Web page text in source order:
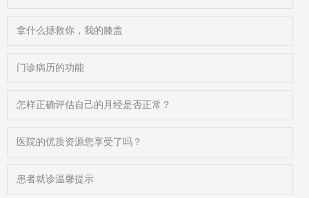
拿什么拯救你，我的膝盖
门诊病历的功能
怎样正确评估自己的月经是否正常？
医院的优质资源您享受了吗？
患者就诊温馨提示